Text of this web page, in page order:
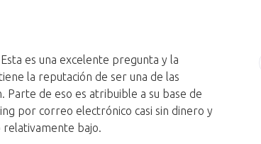
es una excelente pregunta y la
la reputación de ser una de las
de eso es atribuible a su base de
por correo electrónico casi sin dinero y
bajo.